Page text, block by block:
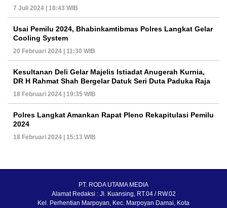
7 Juli 2024 | 18:43 WIB
Usai Pemilu 2024, Bhabinkamtibmas Polres Langkat Gelar
Cooling System
20 Februari 2024 | 11:30 WIB
Kesultanan Deli Gelar Majelis Istiadat Anugerah Kurnia,
DR H Rahmat Shah Bergelar Datuk Seri Duta Paduka Raja
18 Februari 2024 | 19:35 WIB
Polres Langkat Amankan Rapat Pleno Rekapitulasi Pemilu
2024
18 Februari 2024 | 15:13 WIB
PT. RODA UTAMA MEDIA
Alamat Redaksi : Jl. Kuansing, RT.04 / RW.02
Kel. Perhentian Marpoyan, Kec. Marpoyan Damai, Kota